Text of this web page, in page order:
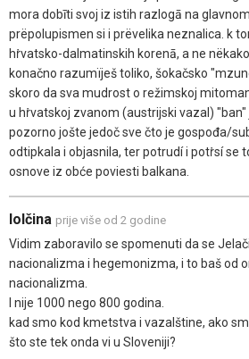
mora dobīti svoj iz istih razlogā na
prëpolupismen si i prëvelika neznalica. k
hṙvatsko-dalmatinskih korenā, a ne
konačno razumïješ toliko, šokačsko
skoro da sva mudrost o režimskoj
u hṙvatskoj zvanom (austrijski vazal) "ban"
pozorno jošte jedoč sve čto je gospođa/
odtipkala i objasnila, ter potrudí i potṙsí se
osnove iz obće poviesti balkana.
lolčina prije više od 2 godine
Vidim zaboravilo se spomenuti da se
nacionalizma i hegemonizma, i to baš od
nacionalizma.
I nije 1000 nego 800 godina.
kad smo kod kmetstva i vazalštine, ako
što ste tek onda vi u Sloveniji?